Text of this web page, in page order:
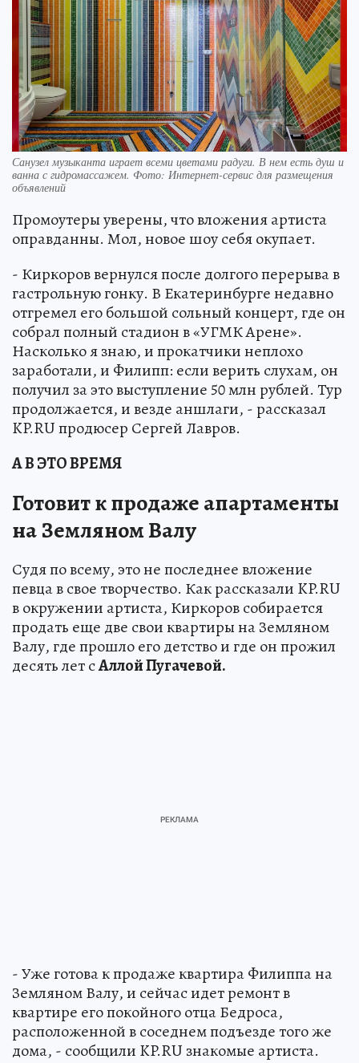
Санузел музыканта играет всеми цветами радуги. В нем есть душ и
ванна с гидромассажем. Фото: Интернет-сервис для размещения
объявлений
Промоутеры уверены, что вложения артиста
оправданны. Мол, новое шоу себя окупает.
- Киркоров вернулся после долгого перерыва в
гастрольную гонку. В Екатеринбурге недавно
отгремел его большой сольный концерт, где он
собрал полный стадион в «УГМК Арене».
Насколько я знаю, и прокатчики неплохо
заработали, и Филипп: если верить слухам, он
получил за это выступление 50 млн рублей. Тур
продолжается, и везде аншлаги, - рассказал
KP.RU продюсер Сергей Лавров.
А В ЭТО ВРЕМЯ
Готовит к продаже апартаменты
на Земляном Валу
Судя по всему, это не последнее вложение
певца в свое творчество. Как рассказали KP.RU
в окружении артиста, Киркоров собирается
продать еще две свои квартиры на Земляном
Валу, где прошло его детство и где он прожил
десять лет сАллой Пугачевой.
- Уже готова к продаже квартира Филиппа на
Земляном Валу, и сейчас идет ремонт в
квартире его покойного отца Бедроса,
расположенной в соседнем подъезде того же
дома, - сообщили KP.RU знакомые артиста.